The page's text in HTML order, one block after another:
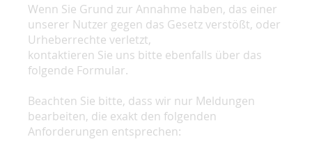
Wenn Sie Grund zur Annahme haben, das einer
unserer Nutzer gegen das Gesetz verstößt, oder
Urheberrechte verletzt,
kontaktieren Sie uns bitte ebenfalls über das
folgende Formular.
Beachten Sie bitte, dass wir nur Meldungen
bearbeiten, die exakt den folgenden
Anforderungen entsprechen: